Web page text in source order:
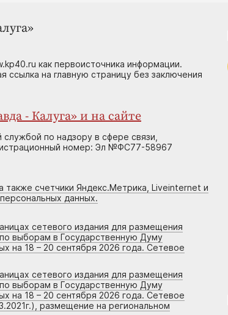
как первоисточника информации.
ссылка на главную страницу без заключения
- Калуга» и на сайте
по надзору в сфере связи,
номер: Эл №ФС77-58967
также счетчики Яндекс.Метрика, Liveinternet и
данных.
сетевого издания для размещения
выборам в Государственную Думу
на 18 – 20 сентября 2026 года. Сетевое
сетевого издания для размещения
выборам в Государственную Думу
на 18 – 20 сентября 2026 года. Сетевое
размещение на региональном